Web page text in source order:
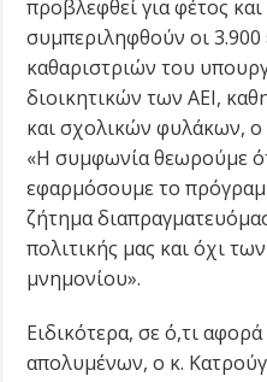
προβλεφθεί για φέτος
συμπεριληφθούν οι 3.900
καθαριστριών του
διοικητικών των ΑΕΙ,
και σχολικών φυλάκων, ο
«Η συμφωνία θεωρούμε
εφαρμόσουμε το
ζήτημα
πολιτικής μας και όχι
μνημονίου».
Ειδικότερα, σε ό,τι
απολυμένων, ο κ.